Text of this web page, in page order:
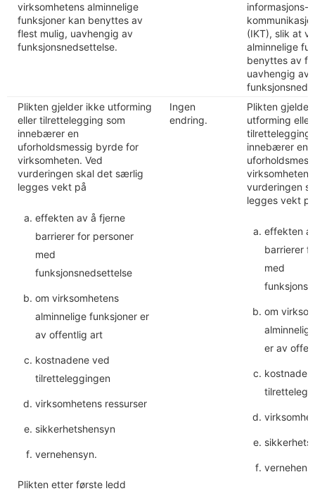
virksomhetens alminnelige
funksjoner kan benyttes av
flest mulig, uavhengig av
funksjonsnedsettelse.
informasjons-
(IKT), slik at
alminnelige
benyttes av
uavhengig av
Plikten gjelder ikke utforming
eller tilrettelegging som
innebærer en
uforholdsmessig byrde for
virksomheten. Ved
vurderingen skal det særlig
legges vekt på
effekten av å fjerne
barrierer for personer
med
funksjonsnedsettelse
om virksomhetens
alminnelige funksjoner er
av offentlig art
kostnadene ved
tilretteleggingen
virksomhetens ressurser
sikkerhetshensyn
vernehensyn.
Plikten etter første ledd
Ingen
endring.
Plikten gjelder
utforming eller
tilrettelegging
innebærer en
virksomheten.
vurderingen
legges vekt på
effekten
barrierer
med
om
er av